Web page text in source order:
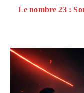
Le nombre 23 :